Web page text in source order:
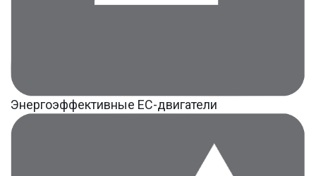
Энергоэффективные ЕС-двигатели